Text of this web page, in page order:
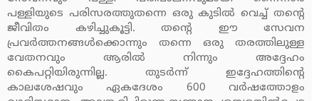
പള്ളിയുടെ പരിസരത്തുതന്നെ ഒരു കുടില്‍ വെച്ച് തന്റെ
ജീവിതം കഴിച്ചുകൂട്ടി. തന്റെ ഈ സേവന
പ്രവര്‍ത്തനങ്ങള്‍ക്കൊന്നും തന്നെ ഒരു തരത്തിലുള്ള
വേതനവും ആരില്‍ നിന്നും അദ്ദേഹം
കൈപറ്റിയിരുന്നില്ല. തുടര്‍ന്ന് ഇദ്ദേഹത്തിന്റെ
കാലശേഷവും ഏകദേശം 600 വര്‍ഷത്തോളം